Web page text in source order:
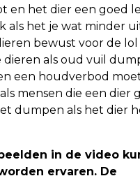
en het dier een goed
als het je wat minder
bewust voor de
dieren als oud vuil
een houdverbod
mensen die een dier
dumpen als het dier
beelden in de video
ervaren. De